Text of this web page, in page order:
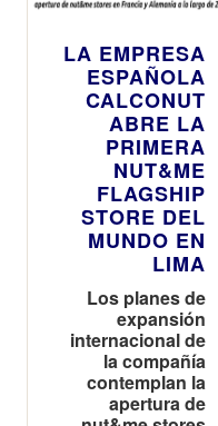
LA EMPRESA
ESPAÑOLA
CALCONUT
ABRE LA
PRIMERA
NUT&ME
FLAGSHIP
STORE DEL
MUNDO EN
LIMA
Los planes de
expansión
internacional de
la compañía
contemplan la
apertura de